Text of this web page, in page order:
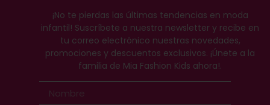
¡No te pierdas las últimas tendencias en moda
infantil! Suscríbete a nuestra newsletter y recibe en
tu correo electrónico nuestras novedades,
promociones y descuentos exclusivos. ¡Únete a la
familia de Mia Fashion Kids ahora!.